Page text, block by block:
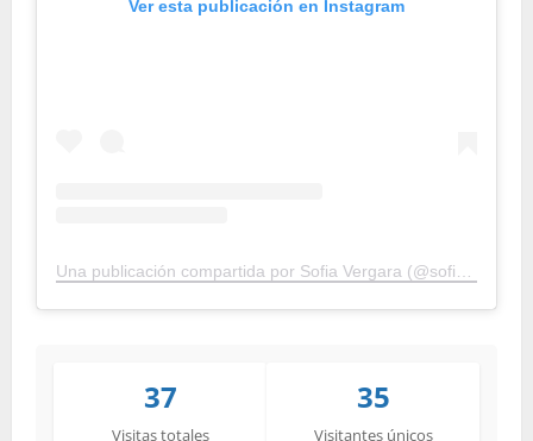
Ver esta publicación en Instagram
37
Visitas totales
35
Visitantes únicos